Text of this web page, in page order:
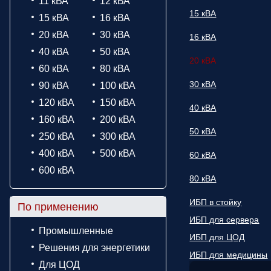
15 кВА
16 кВА
20 кВА
30 кВА
40 кВА
50 кВА
60 кВА
80 кВА
90 кВА
100 кВА
120 кВА
150 кВА
160 кВА
200 кВА
250 кВА
300 кВА
400 кВА
500 кВА
600 кВА
По применению
Промышленные
Решения для энергетики
Для ЦОД
15 кВА
16 кВА
20 кВА
30 кВА
40 кВА
50 кВА
60 кВА
80 кВА
ИБП в стойку
ИБП для сервера
ИБП для ЦОД
ИБП для медицины